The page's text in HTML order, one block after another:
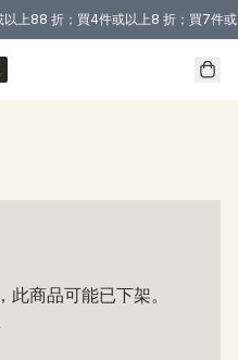
上88 折；買4件或以上8 折；買7件
於 本地送貨、本地取貨 )
商品可能已下架。